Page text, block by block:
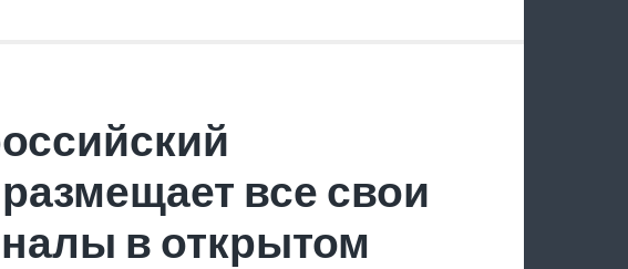
все свои
в открытом